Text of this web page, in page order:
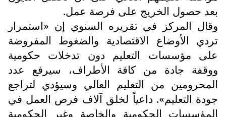
بعد حصول الخريج على فرصة عمل.
وقال المركز في تقريره السنوي إن «استمرار
تردي الأوضاع الاقتصادية والضغوط المفروضة
على مؤسسات التعليم دون تدخلات حكومية
ووقفة جادة من كافة الأطراف، سيرفع عدد
المحرومين من التعليم العالي وسيؤدي لتراجع
جودة التعليم». داعياً لخلق آلاف فرص العمل في
المؤسسات الحكومية والخاصة وغير الحكومية